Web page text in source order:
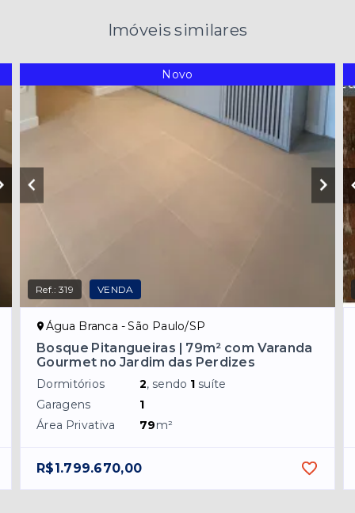
Imóveis similares
Novo
Ref.:319 VENDA
Água Branca - São Paulo/SP
Bosque Pitangueiras | 79m² com Varanda
Gourmet no Jardim das Perdizes
Dormitórios 2, sendo 1 suíte
Garagens
1
Área Privativa
79m²
R$1.799.670,00